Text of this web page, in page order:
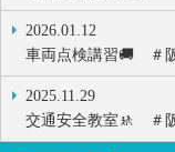
2026.01.12
車両点検講習🚚 ＃
2025.11.29
交通安全教室🚸 ＃